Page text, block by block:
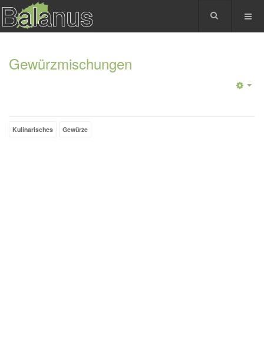
Gewürzmischungen
Kulinarisches Gewürze